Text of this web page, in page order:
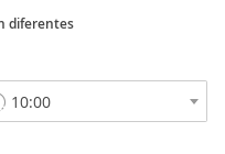
diferentes